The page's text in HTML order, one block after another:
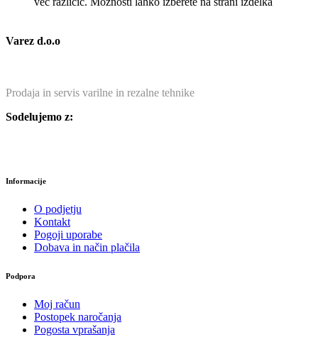
Varez d.o.o
Prodaja in servis varilne in rezalne tehnike
Sodelujemo z:
Informacije
O podjetju
Kontakt
Pogoji uporabe
Dobava in način plačila
Podpora
Moj račun
Postopek naročanja
Pogosta vprašanja